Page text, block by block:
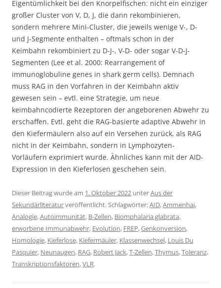
Eigentümlichkeit bei den Knorpelfischen: nicht ein einziger
großer Cluster von V, D, J, die dann rekombinieren,
sondern mehrere Mini-Cluster, die jeweils wenige V-, D-
und J-Segmente enthalten – oftmals schon in der
Keimbahn rekombiniert zu D-J-, V-D- oder sogar V-D-J-
Segmenten (Lee et al. 2000: Rearrangement of
immunoglobuline genes in shark germ cells). Demnach
muss RAG in den Vorfahren in der Keimbahn aktiv
gewesen sein – evtl. eine Strategie, um neue
keimbahncodierte Rezeptoren der angeborenen Abwehr zu
erschaffen. Evtl. geht die RAG-basierte adaptive Abwehr in
den Kiefermäulern also auf ein Versehen zurück, als RAG
nicht in der Keimbahn, sondern in Lymphozyten-
Vorläufern exprimiert wurde. Ähnliches kann mit der AID-
Expression in den Kieferlosen geschehen sein.
Dieser Beitrag wurde am 1. Oktober 2022 unterAus der
Sekundärliteraturveröffentlicht. Schlagwörter:AID,Ammenhai,
Analogie,Autoimmunität, B-Zellen, Biomphalaria glabrata,
erworbene Immunabwehr, Evolution, FREP,Genkonversion,
Homologie, Kieferlose, Kiefermäuler, Klassenwechsel, Louis Du
Pasquier, Neunaugen, RAG, Robert Jack,T-Zellen,Thymus,Toleranz,
Transkriptionsfaktoren,VLR.